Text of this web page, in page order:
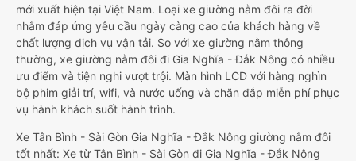
mới xuất hiện tại Việt Nam. Loại xe giường nằm đôi ra đời
nhằm đáp ứng yêu cầu ngày càng cao của khách hàng về
chất lượng dịch vụ vận tải. So với xe giường nằm thông
thường, xe giường nằm đôi đi Gia Nghĩa - Đắk Nông có nhiều
ưu điểm và tiện nghi vượt trội. Màn hình LCD với hàng nghìn
bộ phim giải trí, wifi, và nước uống và chăn đắp miễn phí phục
vụ hành khách suốt hành trình.
Xe Tân Bình - Sài Gòn Gia Nghĩa - Đắk Nông giường nằm đôi
tốt nhất: Xe từ Tân Bình - Sài Gòn đi Gia Nghĩa - Đắk Nông